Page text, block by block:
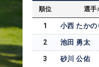
順位 選手
1 小西 たかの
2 池田 勇太
3 砂川 公佑